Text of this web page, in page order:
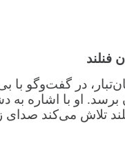
فنلند
در گفت‌وگو
او با اشاره به
تلاش می‌کند صدای